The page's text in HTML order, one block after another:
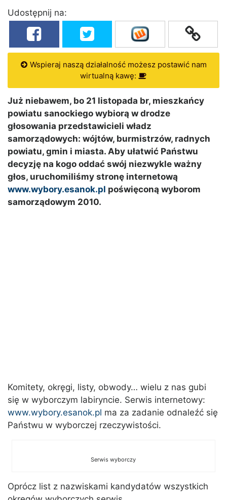
Udostępnij na:
Wspieraj naszą działalność możesz postawić nam
wirtualną kawę:
Już niebawem, bo 21 listopada br, mieszkańcy
powiatu sanockiego wybiorą w drodze
głosowania przedstawicieli władz
samorządowych: wójtów, burmistrzów, radnych
powiatu, gmin i miasta. Aby ułatwić Państwu
decyzję na kogo oddać swój niezwykle ważny
głos, uruchomiliśmy stronę internetową
www.wybory.esanok.pl poświęconą wyborom
samorządowym 2010.
Komitety, okręgi, listy, obwody… wielu z nas gubi
się w wyborczym labiryncie. Serwis internetowy:
www.wybory.esanok.pl ma za zadanie odnaleźć się
Państwu w wyborczej rzeczywistości.
Serwis wyborczy
Oprócz list z nazwiskami kandydatów wszystkich